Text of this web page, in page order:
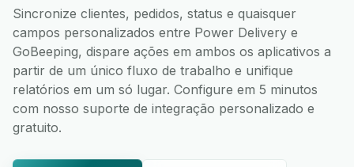
Sincronize clientes, pedidos, status e quaisquer
campos personalizados entre Power Delivery e
GoBeeping, dispare ações em ambos os aplicativos a
partir de um único fluxo de trabalho e unifique
relatórios em um só lugar. Configure em 5 minutos
com nosso suporte de integração personalizado e
gratuito.